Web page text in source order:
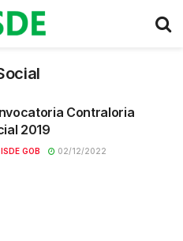
Contraloria
2019
ISDE GOB 02/12/2022